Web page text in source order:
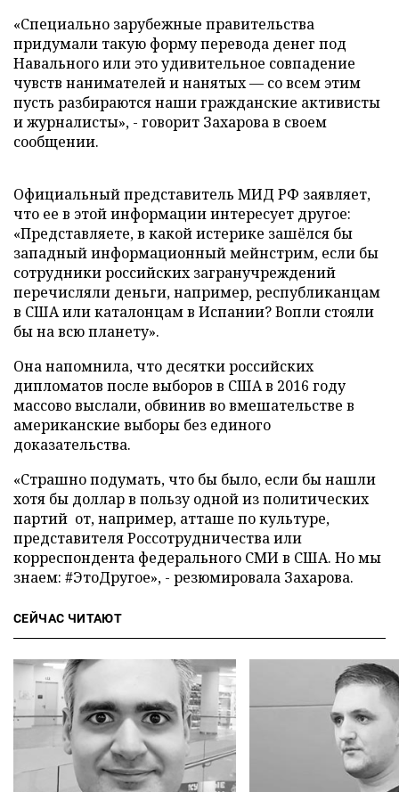
«Специально зарубежные правительства
придумали такую форму перевода денег под
Навального или это удивительное совпадение
чувств нанимателей и нанятых — со всем этим
пусть разбираются наши гражданские активисты
и журналисты», - говорит Захарова в своем
сообщении.
Официальный представитель МИД РФ заявляет,
что ее в этой информации интересует другое:
«Представляете, в какой истерике зашёлся бы
западный информационный мейнстрим, если бы
сотрудники российских загранучреждений
перечисляли деньги, например, республиканцам
в США или каталонцам в Испании? Вопли стояли
бы на всю планету».
Она напомнила, что десятки российских
дипломатов после выборов в США в 2016 году
массово выслали, обвинив во вмешательстве в
американские выборы без единого
доказательства.
«Страшно подумать, что бы было, если бы нашли
хотя бы доллар в пользу одной из политических
партий от, например, атташе по культуре,
представителя Россотрудничества или
корреспондента федерального СМИ в США. Но мы
знаем: #ЭтоДругое», - резюмировала Захарова.
СЕЙЧАС ЧИТАЮТ